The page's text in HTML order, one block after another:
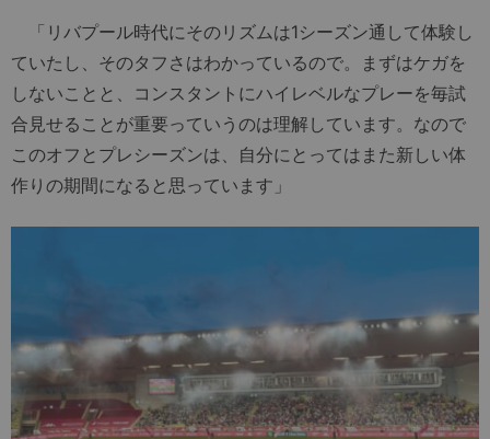
「リバプール時代にそのリズムは1シーズン通して体験し
ていたし、そのタフさはわかっているので。まずはケガを
しないことと、コンスタントにハイレベルなプレーを毎試
合見せることが重要っていうのは理解しています。なので
このオフとプレシーズンは、自分にとってはまた新しい体
作りの期間になると思っています」